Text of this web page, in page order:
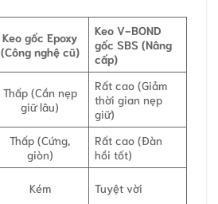
Keo gốc Epoxy
(Công nghệ cũ)
Keo V-BOND
gốc SBS (Nâng
cấp)
Thấp (Cần nẹp
giữ lâu)
Rất cao (Giảm
thời gian nẹp
giữ)
Thấp (Cứng,
giòn)
Rất cao (Đàn
hồi tốt)
Kém Tuyệt vời